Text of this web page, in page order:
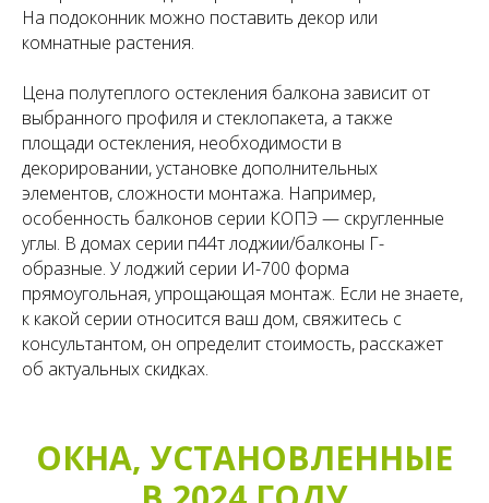
На подоконник можно поставить декор или
комнатные растения.
Цена полутеплого остекления балкона зависит от
выбранного профиля и стеклопакета, а также
площади остекления, необходимости в
декорировании, установке дополнительных
элементов, сложности монтажа. Например,
особенность балконов серии КОПЭ — скругленные
углы. В домах серии п44т лоджии/балконы Г-
образные. У лоджий серии И-700 форма
прямоугольная, упрощающая монтаж. Если не знаете,
к какой серии относится ваш дом, свяжитесь с
консультантом, он определит стоимость, расскажет
об актуальных скидках.
ОКНА, УСТАНОВЛЕННЫЕ